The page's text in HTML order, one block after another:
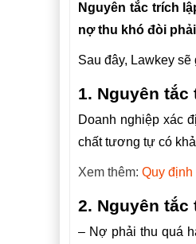
Nguyên tắc trích
nợ thu khó đòi
Sau đây, Lawkey
1. Nguyên
Doanh nghiệp xác
chất tương tự có
Xem thêm: Quy
2. Nguyên
– Nợ phải thu quá